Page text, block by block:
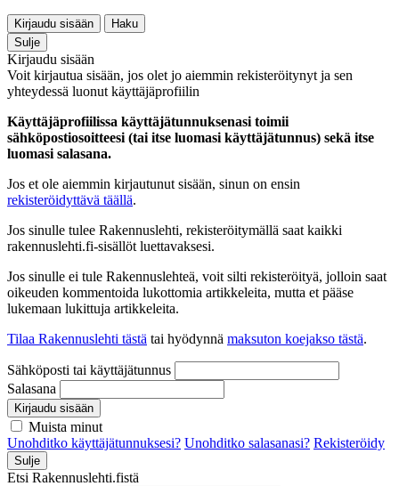
Kirjaudu sisään
Haku
Sulje
Kirjaudu sisään
Voit kirjautua sisään, jos olet jo aiemmin rekisteröitynyt ja sen
yhteydessä luonut käyttäjäprofiilin
Käyttäjäprofiilissa käyttäjätunnuksenasi toimii
sähköpostiosoitteesi (tai itse luomasi käyttäjätunnus) sekä itse
luomasi salasana.
Jos et ole aiemmin kirjautunut sisään, sinun on ensin
rekisteröidyttävä täällä.
Jos sinulle tulee Rakennuslehti, rekisteröitymällä saat kaikki
rakennuslehti.fi-sisällöt luettavaksesi.
Jos sinulle ei tule Rakennuslehteä, voit silti rekisteröityä, jolloin saat
oikeuden kommentoida lukottomia artikkeleita, mutta et pääse
lukemaan lukittuja artikkeleita.
Tilaa Rakennuslehti tästä tai hyödynnä maksuton koejakso tästä.
Sähköposti tai käyttäjätunnus
Salasana
Kirjaudu sisään
Muista minut
Unohditko käyttäjätunnuksesi? Unohditko salasanasi? Rekisteröidy
Sulje
Etsi Rakennuslehti.fistä